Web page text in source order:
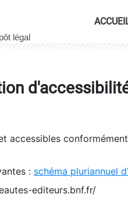
accessibles
: schéma pluriannuel
editeurs.bnf.fr/